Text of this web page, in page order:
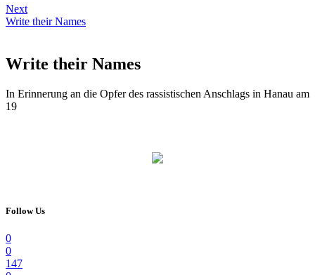
Next
Write their Names
Write their Names
In Erinnerung an die Opfer des rassistischen Anschlags in Hanau am
19
Follow Us
0
0
147